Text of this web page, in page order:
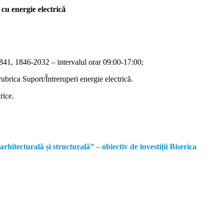
energie electrică
1846-2032 – intervalul orar 09:00-17:00;
Suport/Întreruperi energie electrică.
și structurală” – obiectiv de investiții Biserica